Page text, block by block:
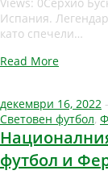
Испания.
като спечели…
Read More
декември 16, 2022 -
Световен футбол,
футбол и